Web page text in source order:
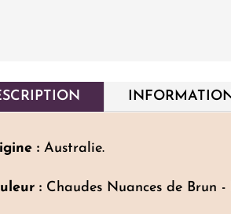
:Australie.
:Chaudes Nuances de Brun -